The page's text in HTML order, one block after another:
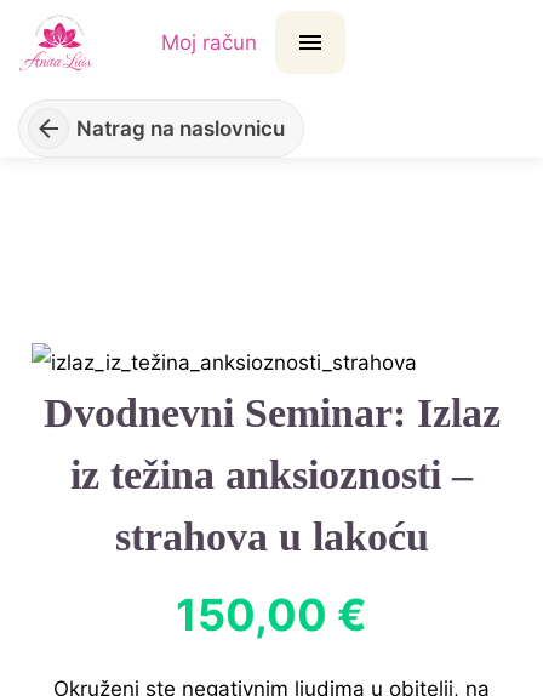
Moj račun
Natrag na naslovnicu
Dvodnevni Seminar: Izlaz
iz težina anksioznosti –
strahova u lakoću
150,00 €
Okruženi ste negativnim ljudima u obitelji, na